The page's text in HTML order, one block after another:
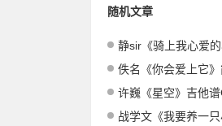
随机文章
静sir《骑上我心爱
佚名《你会爱上它
许巍《星空》吉他
战学文《我要养一只小